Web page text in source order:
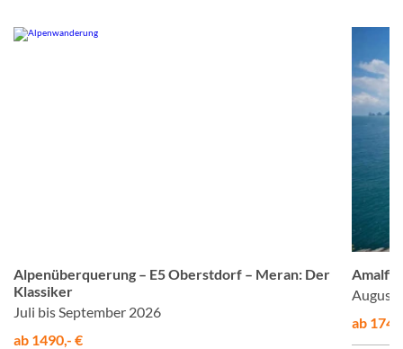
Alpenüberquerung – E5 Oberstdorf – Meran: Der
Klassiker
Juli bis September 2026
ab 1490,- €
Amalfis
August
ab